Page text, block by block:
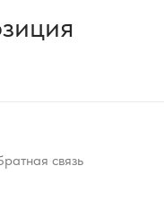
связь